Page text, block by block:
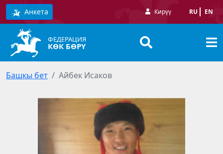
Анкета Кирүү RU EN
ФЕДЕРАЦИЯ
КӨК БӨРҮ
Башкы бет Айбек Исаков